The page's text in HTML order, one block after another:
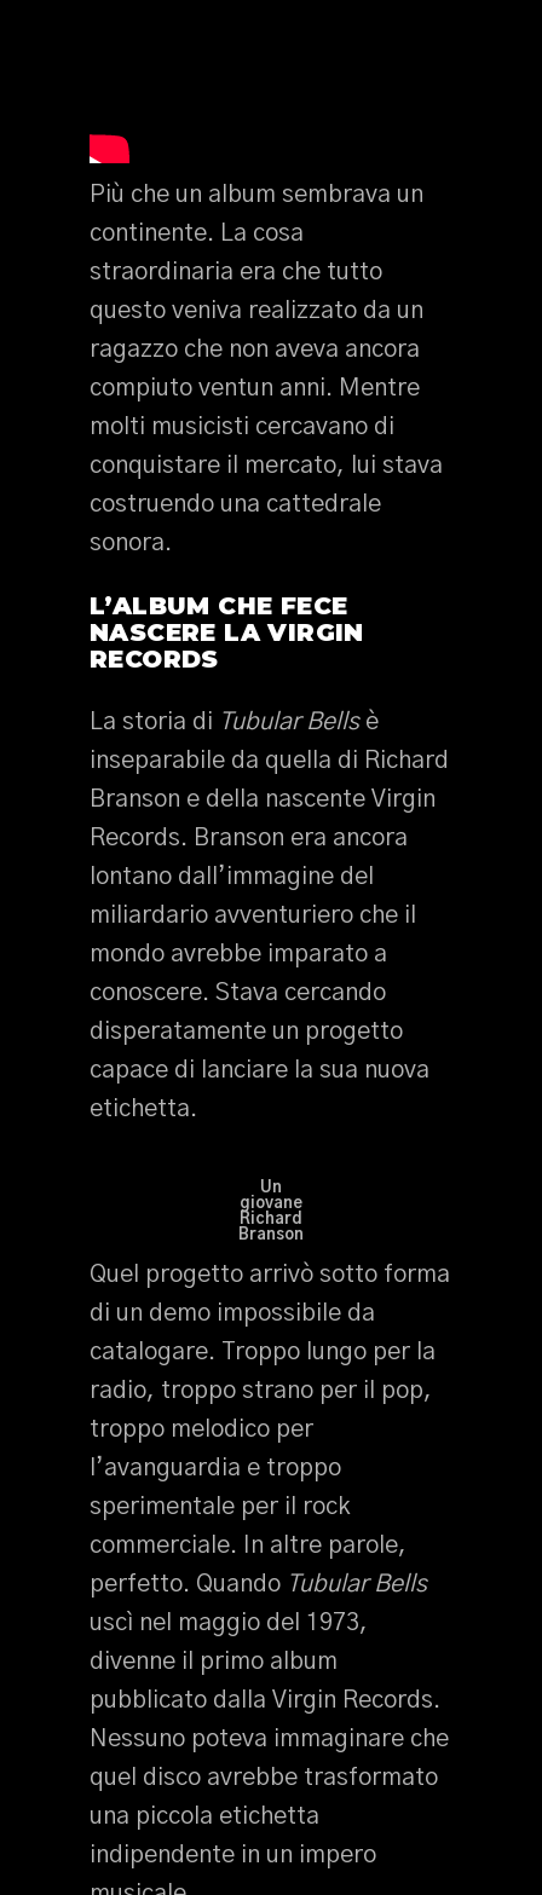
Più che un album sembrava un
continente. La cosa
straordinaria era che tutto
questo veniva realizzato da un
ragazzo che non aveva ancora
compiuto ventun anni. Mentre
molti musicisti cercavano di
conquistare il mercato, lui stava
costruendo una cattedrale
sonora.
L’ALBUM CHE FECE
NASCERE LA VIRGIN
RECORDS
La storia di Tubular Bellsè
inseparabile da quella di Richard
Branson e della nascente Virgin
Records. Branson era ancora
lontano dall’immagine del
miliardario avventuriero che il
mondo avrebbe imparato a
conoscere. Stava cercando
disperatamente un progetto
capace di lanciare la sua nuova
etichetta.
Un
giovane
Richard
Branson
Quel progetto arrivò sotto forma
di un demo impossibile da
catalogare. Troppo lungo per la
radio, troppo strano per il pop,
troppo melodico per
l’avanguardia e troppo
sperimentale per il rock
commerciale. In altre parole,
perfetto. Quando Tubular Bells
uscì nel maggio del 1973,
divenne il primo album
pubblicato dalla Virgin Records.
Nessuno poteva immaginare che
quel disco avrebbe trasformato
una piccola etichetta
indipendente in un impero